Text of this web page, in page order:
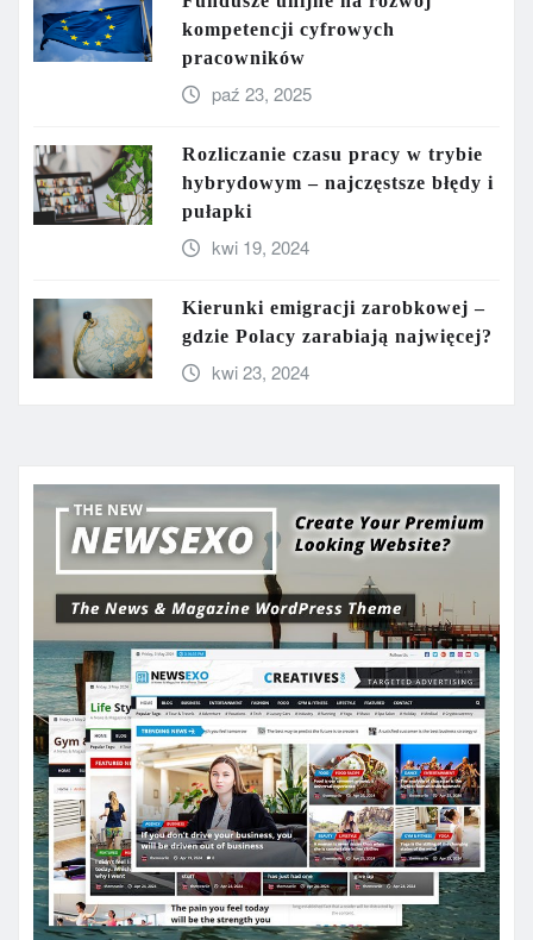
kompetencji cyfrowych
pracowników
paź 23, 2025
Rozliczanie czasu pracy w trybie
hybrydowym – najczęstsze błędy i
pułapki
kwi 19, 2024
Kierunki emigracji zarobkowej –
gdzie Polacy zarabiają najwięcej?
kwi 23, 2024